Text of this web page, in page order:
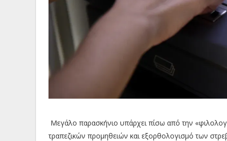
Μεγάλο παρασκήνιο υπάρχει πίσω από την
τραπεζικών προμηθειών και εξορθολογισμό των